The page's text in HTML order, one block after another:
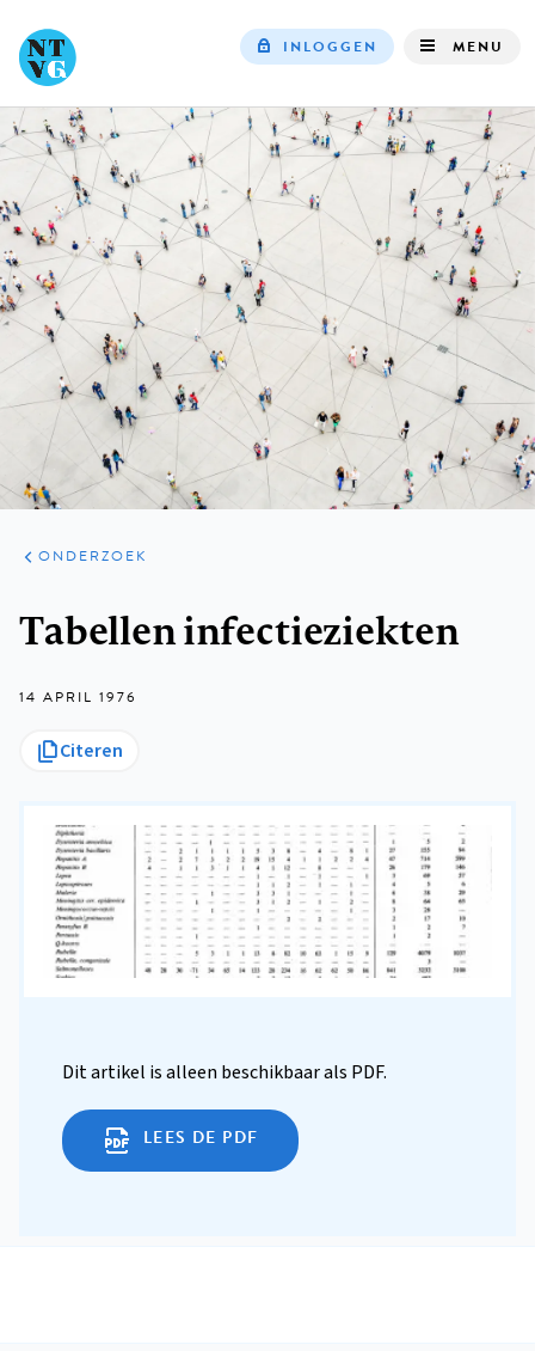
navigation
INLOGGEN MENU
ARTIKELEN
ONDERZOEK
ONDERZOEK
Tabellen infectieziekten
14 APRIL 1976
Citeren
Dit artikel is alleen beschikbaar als PDF.
LEES DE PDF